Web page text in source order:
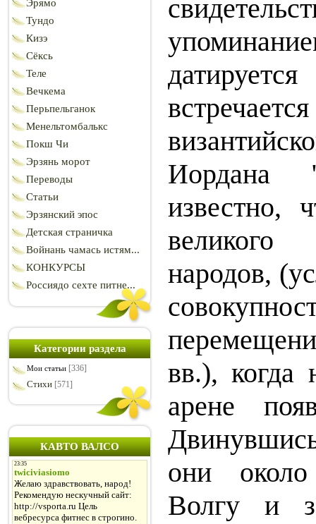
Эрямо
Тундо
Кизэ
Сёксь
Теле
Вечкема
Перьпельганок
Менельтомбалькс
Покш Чи
Эрзянь морот
Переводы
Статьи
Эрзянский эпос
Детская страничка
Войнань чамась истям...
КОНКУРСЫ
Россиядо сехте питне...
Категории раздела
Мои статьи [336]
Стихи [571]
КАВТО ВАЛСО
Иордана
известно,
народов,
вв.), когда
арене
они
Волгу и